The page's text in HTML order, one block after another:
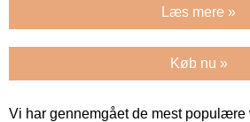
Læs mere »
Køb nu »
Vi har gennemgået de mest populære